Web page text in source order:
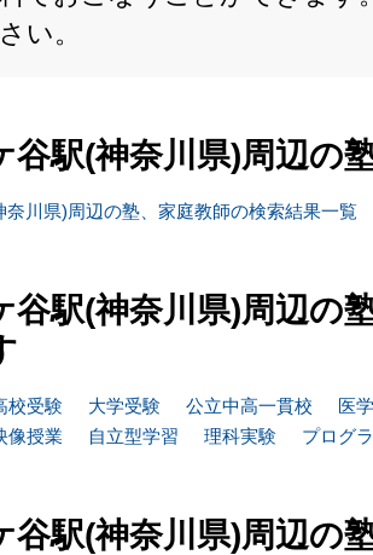
い。
谷駅(神奈川県)周辺の
奈川県)周辺の塾、家庭教師の検索結果一覧
谷駅(神奈川県)周辺の
校受験 大学受験 公立中高一貫校
医
像授業 自立型学習 理科実験 プログ
谷駅(神奈川県)周辺の